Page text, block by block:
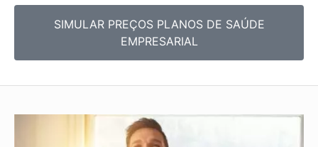
SIMULAR PREÇOS PLANOS DE SAÚDE
EMPRESARIAL